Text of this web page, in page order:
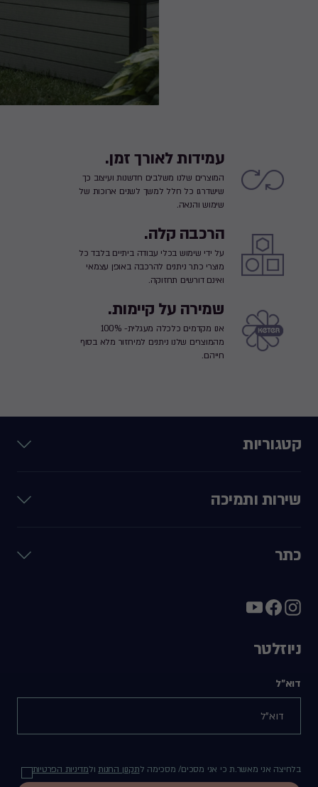
עמידות לאורך זמן.
המוצרים שלנו משלבים חדשנות ועיצוב כך
שישדרגו כל חלל למשך לשנים ארוכות של
שימוש והנאה.
הרכבה קלה.
על ידי שימוש בכלי עבודה ביתיים בלבד כל
מוצרי כתר ניתנים להרכבה באופן עצמאי
ואינם דורשים תחזוקה.
שמירה על קיימות.
אנו מקדמים כלכלה מעגלית- 100%
מהמוצרים שלנו ניתנים למיחזור מלא בסוף
חייהם.
קטגוריות
שירות ותמיכה
כתר
ניוזלטר
דוא"ל
בלחיצה אני מאשר.ת כי אני מסכים/ מסכימה לתקנון החנותולמדיניות הפרטיות